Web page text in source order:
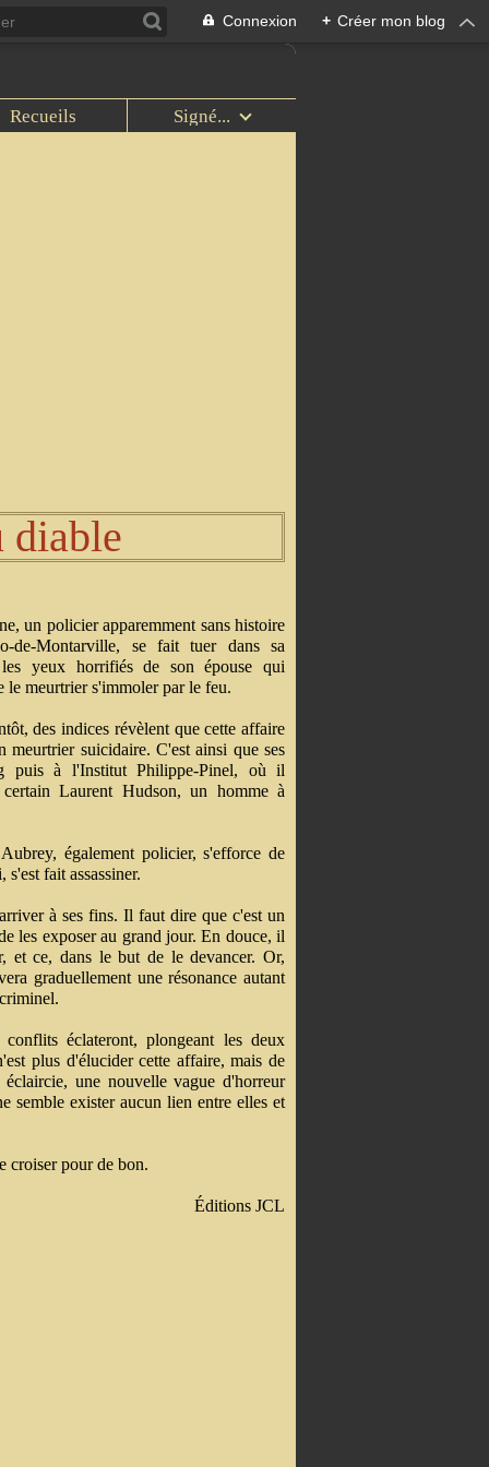
Connexion + Créer mon blog
Recueils Signé...
diable
un policier apparemment sans histoire
de-Montarville, se fait tuer dans sa
yeux horrifiés de son épouse qui
le meurtrier s'immoler par le feu.
des indices révèlent que cette affaire
meurtrier suicidaire. C'est ainsi que ses
puis à l'Institut Philippe-Pinel, où il
Laurent Hudson, un homme à
également policier, s'efforce de
fait assassiner.
à ses fins. Il faut dire que c'est un
les exposer au grand jour. En douce, il
et ce, dans le but de le devancer. Or,
graduellement une résonance autant
éclateront, plongeant les deux
plus d'élucider cette affaire, mais de
une nouvelle vague d'horreur
semble exister aucun lien entre elles et
croiser pour de bon.
Éditions JCL